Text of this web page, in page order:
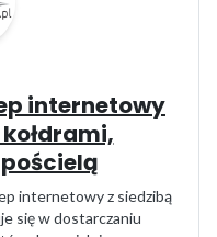
internetowy
internetowy z siedzibą
się w dostarczaniu